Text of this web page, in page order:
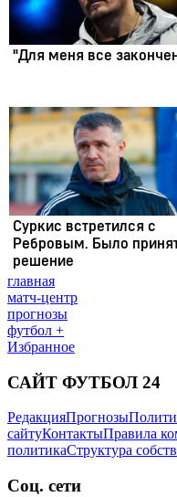
главная
матч-центр
прогнозы
футбол +
Избранное
САЙТ ФУТБОЛ 24
РедакцияПрогнозы
сайтуКонтактыПравила
политикаСтруктура
Соц. сети